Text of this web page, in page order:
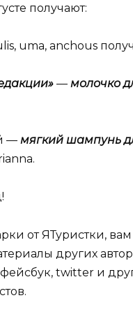
получают:
uma, anchous
— молочко
— мягкий шампунь
от ЯТуристки,
других
twitter и